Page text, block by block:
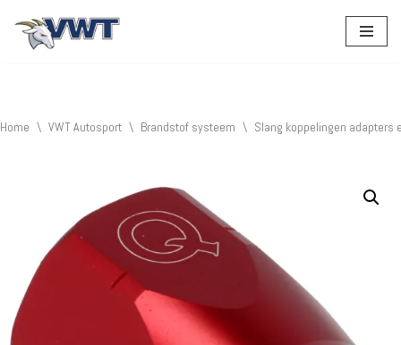
Home \ VWT Autosport \ Brandstof systeem \ Slang koppelingen adapters